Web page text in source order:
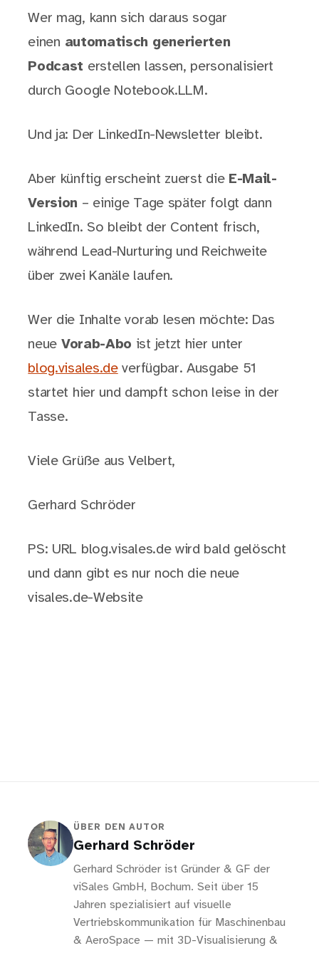
Wer mag, kann sich daraus sogar
einen automatisch generierten
Podcast erstellen lassen, personalisiert
durch Google Notebook.LLM.
Und ja: Der LinkedIn-Newsletter bleibt.
Aber künftig erscheint zuerst die E-Mail-
Version – einige Tage später folgt dann
LinkedIn. So bleibt der Content frisch,
während Lead-Nurturing und Reichweite
über zwei Kanäle laufen.
Wer die Inhalte vorab lesen möchte: Das
neue Vorab-Abo ist jetzt hier unter
blog.visales.deverfügbar. Ausgabe 51
startet hier und dampft schon leise in der
Tasse.
Viele Grüße aus Velbert,
Gerhard Schröder
PS: URL blog.visales.de wird bald gelöscht
und dann gibt es nur noch die neue
visales.de-Website
ÜBER DEN AUTOR
Gerhard Schröder
Gerhard Schröder ist Gründer & GF der
viSales GmbH, Bochum. Seit über 15
Jahren spezialisiert auf visuelle
Vertriebskommunikation für Maschinenbau
& AeroSpace — mit 3D-Visualisierung &